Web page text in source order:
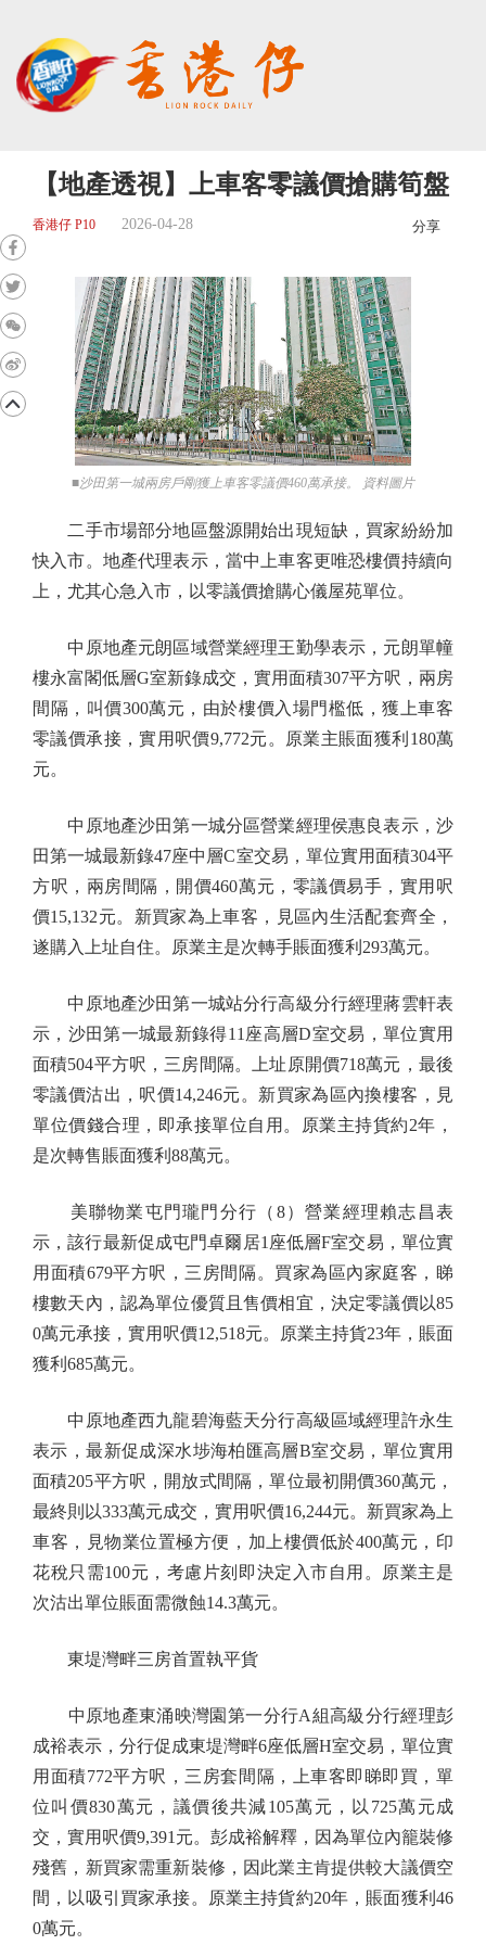
【地產透視】上車客零議價搶購筍盤
香港仔 P10 2026-04-28 分享
■沙田第一城兩房戶剛獲上車客零議價460萬承接。 資料圖片
二手市場部分地區盤源開始出現短缺，買家紛紛加
快入市。地產代理表示，當中上車客更唯恐樓價持續向
上，尤其心急入市，以零議價搶購心儀屋苑單位。
中原地產元朗區域營業經理王勤學表示，元朗單幢
樓永富閣低層G室新錄成交，實用面積307平方呎，兩房
間隔，叫價300萬元，由於樓價入場門檻低，獲上車客
零議價承接，實用呎價9,772元。原業主賬面獲利180萬
元。
中原地產沙田第一城分區營業經理侯惠良表示，沙
田第一城最新錄47座中層C室交易，單位實用面積304平
方呎，兩房間隔，開價460萬元，零議價易手，實用呎
價15,132元。新買家為上車客，見區內生活配套齊全，
遂購入上址自住。原業主是次轉手賬面獲利293萬元。
中原地產沙田第一城站分行高級分行經理蔣雲軒表
示，沙田第一城最新錄得11座高層D室交易，單位實用
面積504平方呎，三房間隔。上址原開價718萬元，最後
零議價沽出，呎價14,246元。新買家為區內換樓客，見
單位價錢合理，即承接單位自用。原業主持貨約2年，
是次轉售賬面獲利88萬元。
美聯物業屯門瓏門分行（8）營業經理賴志昌表
示，該行最新促成屯門卓爾居1座低層F室交易，單位實
用面積679平方呎，三房間隔。買家為區內家庭客，睇
樓數天內，認為單位優質且售價相宜，決定零議價以85
0萬元承接，實用呎價12,518元。原業主持貨23年，賬面
獲利685萬元。
中原地產西九龍碧海藍天分行高級區域經理許永生
表示，最新促成深水埗海柏匯高層B室交易，單位實用
面積205平方呎，開放式間隔，單位最初開價360萬元，
最終則以333萬元成交，實用呎價16,244元。新買家為上
車客，見物業位置極方便，加上樓價低於400萬元，印
花稅只需100元，考慮片刻即決定入市自用。原業主是
次沽出單位賬面需微蝕14.3萬元。
東堤灣畔三房首置執平貨
中原地產東涌映灣園第一分行A組高級分行經理彭
成裕表示，分行促成東堤灣畔6座低層H室交易，單位實
用面積772平方呎，三房套間隔，上車客即睇即買，單
位叫價830萬元，議價後共減105萬元，以725萬元成
交，實用呎價9,391元。彭成裕解釋，因為單位內籠裝修
殘舊，新買家需重新裝修，因此業主肯提供較大議價空
間，以吸引買家承接。原業主持貨約20年，賬面獲利46
0萬元。